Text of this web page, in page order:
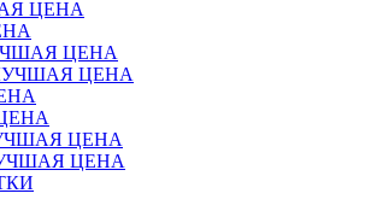
ЦЕНА
ЦЕНА
ЛУЧШАЯ ЦЕНА
ЦЕНА
ЦЕНА